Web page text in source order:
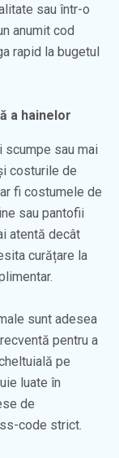
sau într-o
anumit cod
rapid la bugetul
a hainelor
scumpe sau mai
costurile de
fi costumele de
sau pantofii
atentă decât
curățare la
sunt adesea
pentru a
pe
luate în
de
code strict.